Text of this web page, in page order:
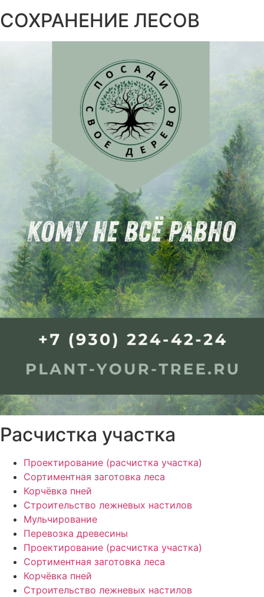
СОХРАНЕНИЕ ЛЕСОВ
Расчистка участка
Проектирование (расчистка участка)
Сортиментная заготовка леса
Корчёвка пней
Строительство лежневых настилов
Мульчирование
Перевозка древесины
Проектирование (расчистка участка)
Сортиментная заготовка леса
Корчёвка пней
Строительство лежневых настилов